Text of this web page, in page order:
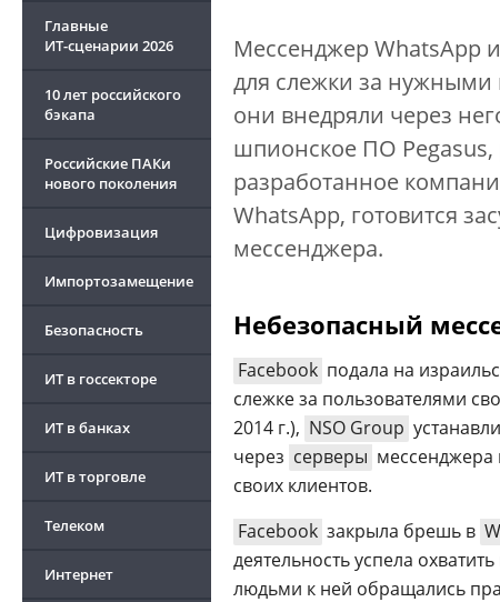
Главные
ИТ-сценарии 2026
10 лет российского
бэкапа
Российские ПАКи
нового поколения
Цифровизация
Импортозамещение
Безопасность
ИТ в госсекторе
ИТ в банках
ИТ в торговле
Телеком
Интернет
Мессенджер WhatsApp
для слежки за нужными
они внедряли через
шпионское ПО Pegasus,
разработанное
WhatsApp, готовится
мессенджера.
Небезопасный
Facebook подала на
слежке за пользователями
2014 г.), NSO Group
через серверы мессенджера
своих клиентов.
Facebook закрыла брешь в
деятельность успела
людьми к ней обращались